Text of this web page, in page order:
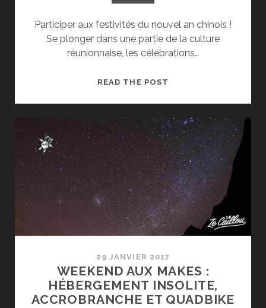
Participer aux festivités du nouvel an chinois !
Se plonger dans une partie de la culture
réunionnaise, les célébrations…
READ THE POST
AN
CHINOIS
À
L’ÎLE
DE
LA
RÉUNION
29 JANVIER 2017
WEEKEND AUX MAKES :
HÉBERGEMENT INSOLITE,
ACCROBRANCHE ET QUADBIKE